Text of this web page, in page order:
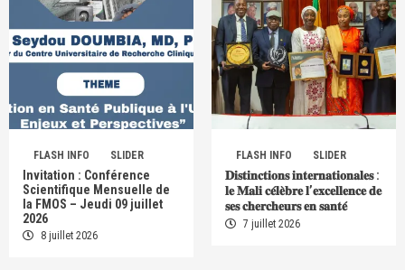
FLASH INFO SLIDER
Invitation : Conférence
Scientifique Mensuelle de
la FMOS – Jeudi 09 juillet
2026
8 juillet 2026
FLASH INFO SLIDER
𝐃𝐢𝐬𝐭𝐢𝐧𝐜𝐭𝐢𝐨𝐧𝐬 𝐢𝐧𝐭𝐞𝐫𝐧𝐚𝐭𝐢𝐨𝐧𝐚𝐥𝐞𝐬 :
𝐥𝐞 𝐌𝐚𝐥𝐢 𝐜𝐞́𝐥𝐞̀𝐛𝐫𝐞 𝐥’𝐞𝐱𝐜𝐞𝐥𝐥𝐞𝐧𝐜𝐞 𝐝𝐞
𝐬𝐞𝐬 𝐜𝐡𝐞𝐫𝐜𝐡𝐞𝐮𝐫𝐬 𝐞𝐧 𝐬𝐚𝐧𝐭𝐞́
7 juillet 2026